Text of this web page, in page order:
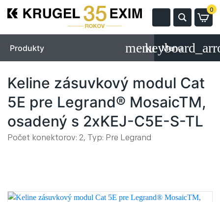
0
Produkty Menu
Keline zásuvkový modul Cat
5E pre Legrand® MosaicTM,
osadený s 2xKEJ-C5E-S-TL
Počet konektorov: 2, Typ: Pre Legrand